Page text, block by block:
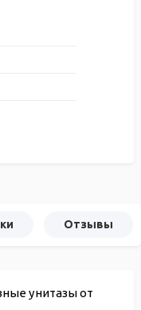
Отзывы
унитазы от